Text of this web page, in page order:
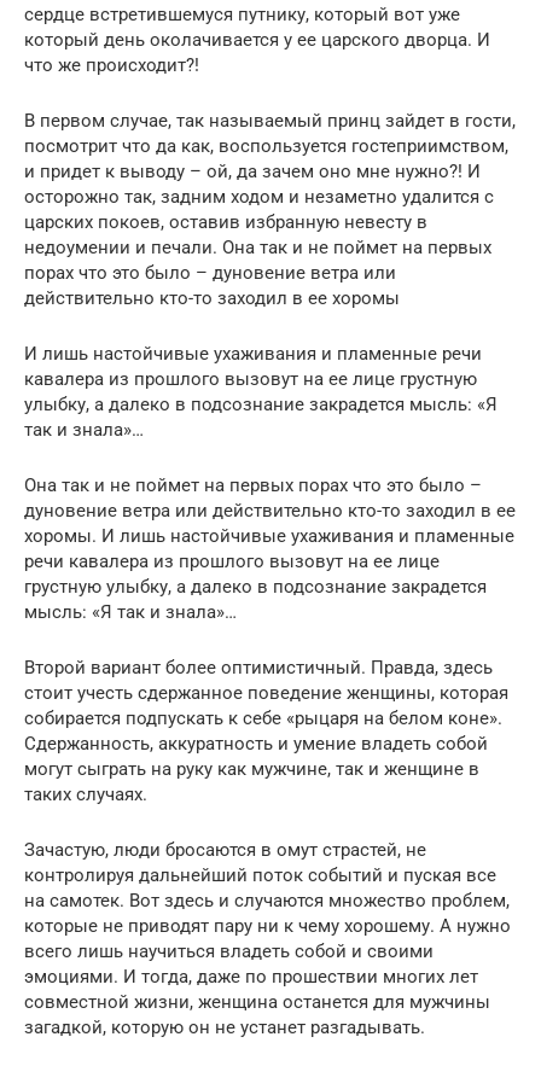
сердце встретившемуся путнику, который вот уже
который день околачивается у ее царского дворца. И
что же происходит?!
В первом случае, так называемый принц зайдет в гости,
посмотрит что да как, воспользуется гостеприимством,
и придет к выводу – ой, да зачем оно мне нужно?! И
осторожно так, задним ходом и незаметно удалится с
царских покоев, оставив избранную невесту в
недоумении и печали. Она так и не поймет на первых
порах что это было – дуновение ветра или
действительно кто-то заходил в ее хоромы
И лишь настойчивые ухаживания и пламенные речи
кавалера из прошлого вызовут на ее лице грустную
улыбку, а далеко в подсознание закрадется мысль: «Я
так и знала»…
Она так и не поймет на первых порах что это было –
дуновение ветра или действительно кто-то заходил в ее
хоромы. И лишь настойчивые ухаживания и пламенные
речи кавалера из прошлого вызовут на ее лице
грустную улыбку, а далеко в подсознание закрадется
мысль: «Я так и знала»…
Второй вариант более оптимистичный. Правда, здесь
стоит учесть сдержанное поведение женщины, которая
собирается подпускать к себе «рыцаря на белом коне».
Сдержанность, аккуратность и умение владеть собой
могут сыграть на руку как мужчине, так и женщине в
таких случаях.
Зачастую, люди бросаются в омут страстей, не
контролируя дальнейший поток событий и пуская все
на самотек. Вот здесь и случаются множество проблем,
которые не приводят пару ни к чему хорошему. А нужно
всего лишь научиться владеть собой и своими
эмоциями. И тогда, даже по прошествии многих лет
совместной жизни, женщина останется для мужчины
загадкой, которую он не устанет разгадывать.